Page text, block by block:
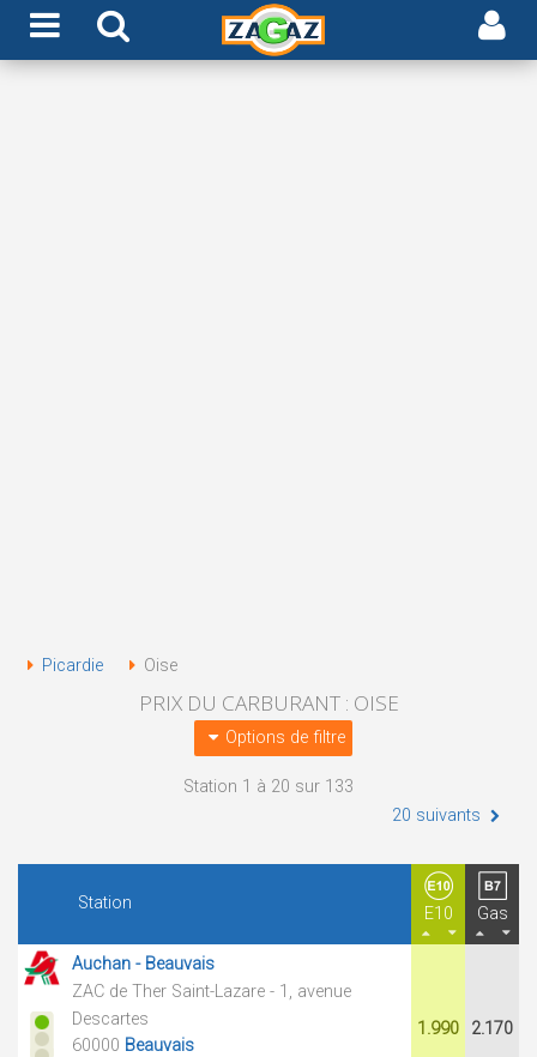
Picardie Oise
PRIX DU CARBURANT : OISE
Options de filtre
Station 1 à 20 sur 133
20 suivants
Station
E10 Gas
Auchan - Beauvais
ZAC de Ther Saint-Lazare - 1, avenue
Descartes
60000 Beauvais
1.990 2.170